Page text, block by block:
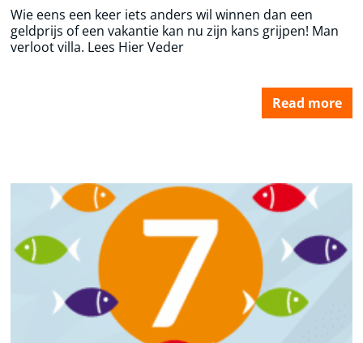
Wie eens een keer iets anders wil winnen dan een
geldprijs of een vakantie kan nu zijn kans grijpen! Man
verloot villa. Lees Hier Veder
Read more